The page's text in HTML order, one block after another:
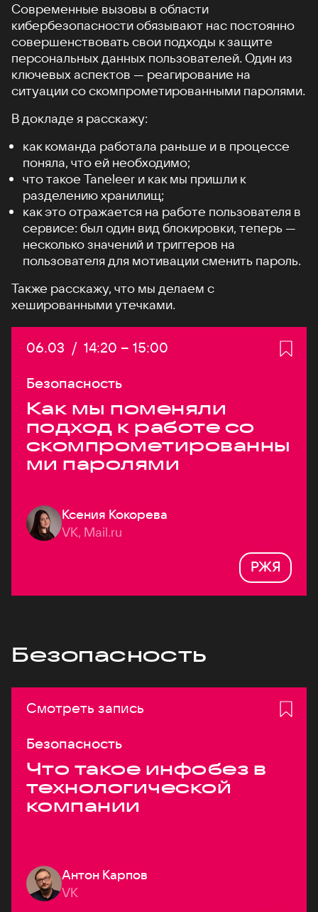
Современные вызовы в области
кибербезопасности обязывают нас постоянно
совершенствовать свои подходы к защите
персональных данных пользователей. Один из
ключевых аспектов — реагирование на
ситуации со скомпрометированными паролями.
В докладе я расскажу:
как команда работала раньше и в процессе
поняла, что ей необходимо;
что такое Taneleer и как мы пришли к
разделению хранилищ;
как это отражается на работе пользователя в
сервисе: был один вид блокировки, теперь —
несколько значений и триггеров на
пользователя для мотивации сменить пароль.
Также расскажу, что мы делаем с
хешированными утечками.
Дата:
06.03 / Начало:
14:20 – Конец:
15:00
Безопасность
Как мы поменяли
подход к работе со
скомпрометированны
ми паролями
Ксения Кокорева
VK, Mail.ru
РЖЯ
Безопасность
Смотреть запись
Безопасность
Что такое инфобез в
технологической
компании
Антон Карпов
VK